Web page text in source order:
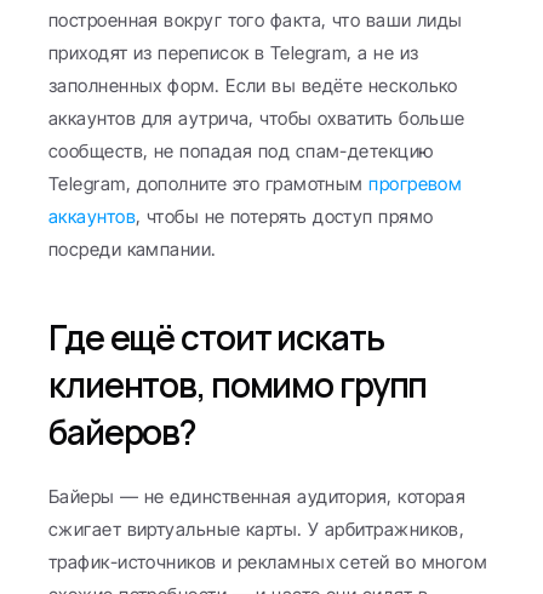
построенная вокруг того факта, что ваши лиды
приходят из переписок в Telegram, а не из
заполненных форм. Если вы ведёте несколько
аккаунтов для аутрича, чтобы охватить больше
сообществ, не попадая под спам-детекцию
Telegram, дополните это грамотным прогревом
аккаунтов, чтобы не потерять доступ прямо
посреди кампании.
Где ещё стоит искать
клиентов, помимо групп
байеров?
Байеры — не единственная аудитория, которая
сжигает виртуальные карты. У арбитражников,
трафик-источников и рекламных сетей во многом